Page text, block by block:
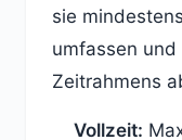
sie
umfassen
Zeitrahmens
Vollzeit: